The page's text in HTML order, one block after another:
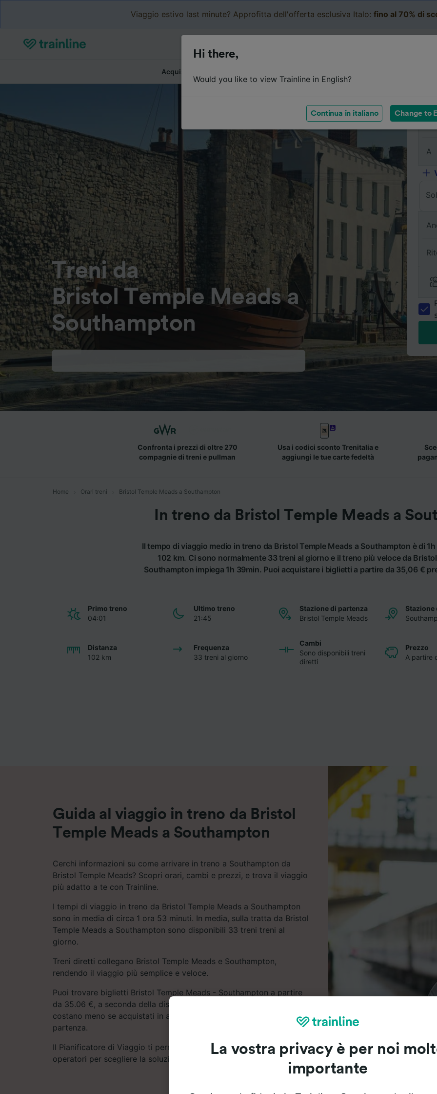
Viaggio estivo last minute? Approfitta dell'offerta esclusiva Italo: fino al 70% di
Acquista biglietti
Treni da
Bristol Temple Meads a
Southampton
Da
A
Confronta i prezzi di oltre 270
compagnie di treni e pullman
Usa i codici sconto Trenitalia e
aggiungi le tue carte fedeltà
Home Orari treni Bristol Temple Meads a Southampton
In treno da Bristol Temple Meads a
Il tempo di viaggio medio in treno da Bristol Temple Meads a Southampton è di
102 km. Ci sono normalmente 33 treni al giorno e il treno più veloce da
Southampton impiega 1h 39min. Puoi acquistare i biglietti a partire da 35,06 €
Primo treno
04:01
Ultimo treno
21:45
Stazione di partenza
Bristol Temple Meads
Stazione
Distanza
102 km
Frequenza
33 treni al giorno
Cambi
Sono disponibili treni
diretti
Prezzo
A partire
Guida al viaggio in treno da Bristol
Temple Meads a Southampton
Cerchi informazioni su come arrivare in treno a Southampton da
Bristol Temple Meads? Scopri orari, cambi e prezzi, e trova il viaggio
più adatto a te con Trainline.
I tempi di viaggio in treno da Bristol Temple Meads a Southampton
sono in media di circa 1 ora 53 minuti. In media, sulla tratta da Bristol
Temple Meads a Southampton sono disponibili 33 treni treni al
giorno.
Treni diretti collegano Bristol Temple Meads e Southampton,
rendendo il viaggio più semplice e veloce.
Puoi trovare biglietti Bristol Temple Meads - Southampton a partire
da 35.06 €, a seconda della disponibilità. I biglietti del treno spesso
costano meno se acquistati in anticipo, senza aspettare la data della
partenza.
Il Pianificatore di Viaggio ti permette di confrontare orari, date e
operatori per scegliere la soluzione ideale per te.
Hi there,
Would you like to view Trainline in English?
Continua in italiano Change to
La vostra privacy è per noi
importante